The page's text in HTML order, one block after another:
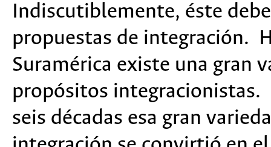
Indiscutiblemente, éste
propuestas de integración.
Suramérica existe una gran
propósitos integracionistas.
seis décadas esa gran